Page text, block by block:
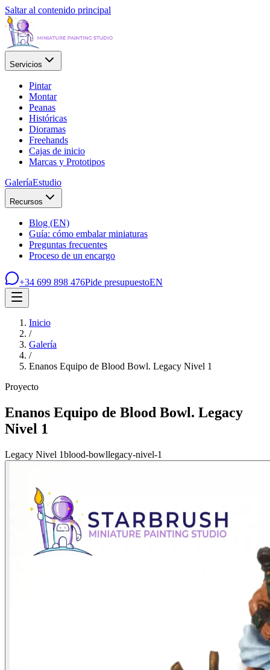
Saltar al contenido principal
Servicios
Pintar
Montar
Peanas
Históricas
Dioramas
Freehands
Cajas de inicio
Marcas y Prototipos
GaleríaEstudio
Recursos
Blog (EN)
Guía: cómo embalar miniaturas
Preguntas frecuentes
Proceso de un encargo
+34 699 898 476Pide presupuestoEN
Inicio
/
Galería
/
Enanos Equipo de Blood Bowl. Legacy Nivel 1
Proyecto
Enanos Equipo de Blood Bowl. Legacy
Nivel 1
Legacy Nivel 1blood-bowllegacy-nivel-1